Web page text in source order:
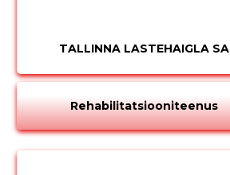
TALLINNA LASTEHAIGLA SA
Rehabilitatsiooniteenus